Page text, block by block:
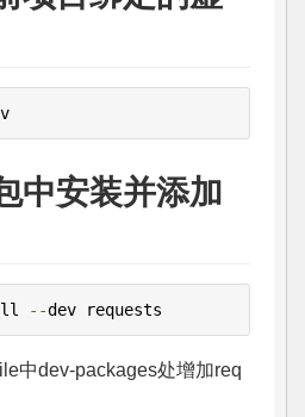
中安装并添加
--dev requests
中dev-packages处增加req